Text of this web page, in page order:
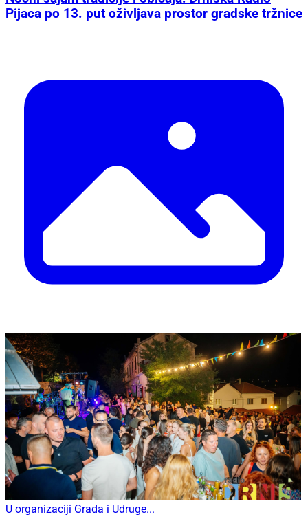
Pijaca po 13. put oživljava prostor gradske tržnice
U organizaciji Grada i Udruge...